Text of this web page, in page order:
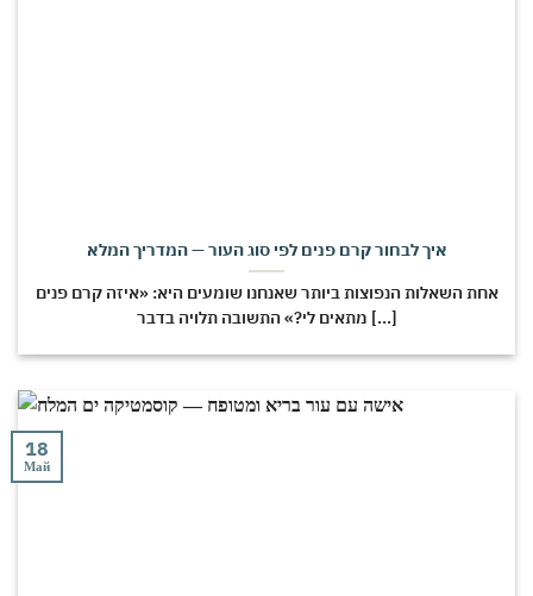
איך לבחור קרם פנים לפי סוג העור — המדריך המלא
אחת השאלות הנפוצות ביותר שאנחנו שומעים היא: «איזה קרם פנים
מתאים לי?» התשובה תלויה בדבר [...]
18
Май